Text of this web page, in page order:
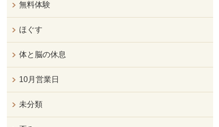
無料体験
ほぐす
体と脳の休息
10月営業日
未分類